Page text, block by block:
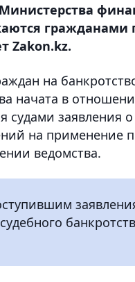
гражданами
Zakon.kz.
на
начата в
судами заявления
на применение
ведомства.